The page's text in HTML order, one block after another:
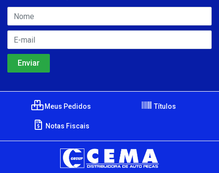
Meus Pedidos Títulos
Notas Fiscais